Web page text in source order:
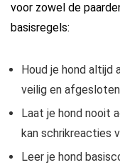
voor zowel de
basisregels:
Houd je hond altijd
veilig en
Laat je hond nooit
kan schrikreacties
Leer je hond